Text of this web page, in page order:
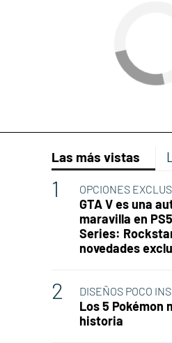
Las más vistas
OPCIONES
GTA V es una
maravilla en
Series:
novedades
DISEÑOS POCO
Los 5 Pokémon
historia